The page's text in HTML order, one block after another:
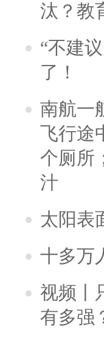
汰？教
“不建
了！
南航一
飞行途
个厕所
汁
太阳表
十多万
视频丨
有多强